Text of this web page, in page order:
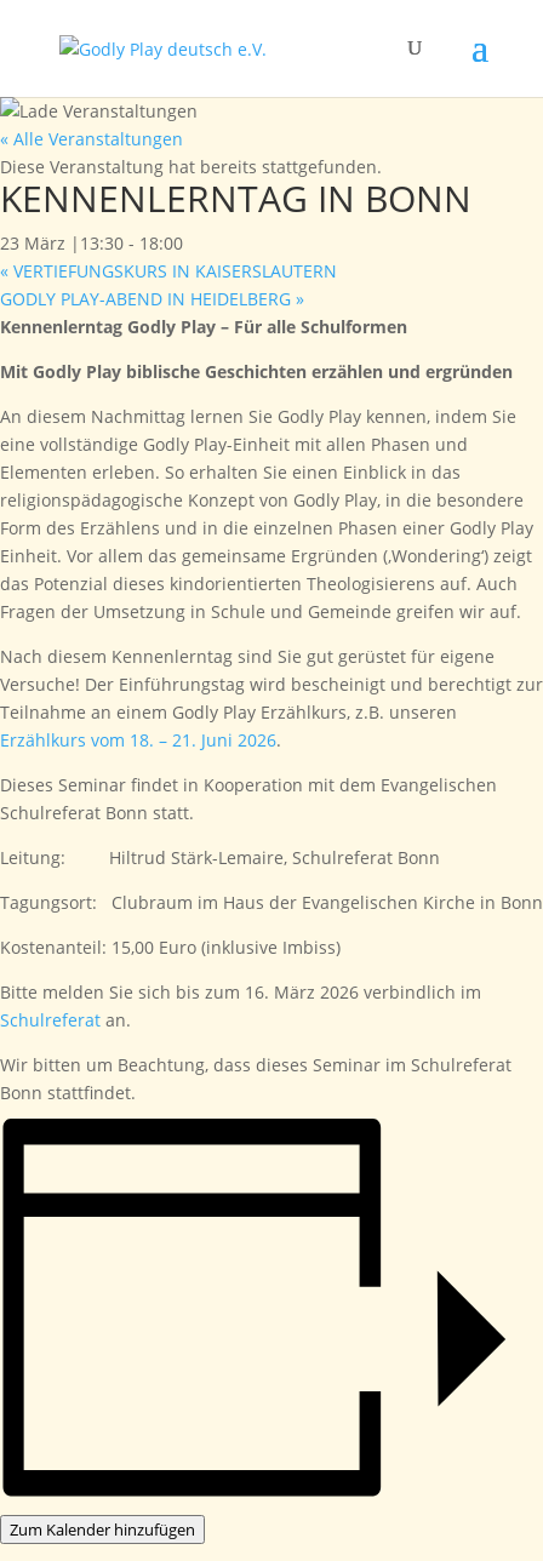
« Alle Veranstaltungen
Diese Veranstaltung hat bereits stattgefunden.
KENNENLERNTAG IN BONN
23 März |13:30 - 18:00
« VERTIEFUNGSKURS IN KAISERSLAUTERN
GODLY PLAY-ABEND IN HEIDELBERG »
Kennenlerntag Godly Play – Für alle Schulformen
Mit Godly Play biblische Geschichten erzählen und ergründen
An diesem Nachmittag lernen Sie Godly Play kennen, indem Sie
eine vollständige Godly Play-Einheit mit allen Phasen und
Elementen erleben. So erhalten Sie einen Einblick in das
religionspädagogische Konzept von Godly Play, in die besondere
Form des Erzählens und in die einzelnen Phasen einer Godly Play
Einheit. Vor allem das gemeinsame Ergründen (‚Wondering‘) zeigt
das Potenzial dieses kindorientierten Theologisierens auf. Auch
Fragen der Umsetzung in Schule und Gemeinde greifen wir auf.
Nach diesem Kennenlerntag sind Sie gut gerüstet für eigene
Versuche! Der Einführungstag wird bescheinigt und berechtigt zur
Teilnahme an einem Godly Play Erzählkurs, z.B. unseren
Erzählkurs vom 18. – 21. Juni 2026.
Dieses Seminar findet in Kooperation mit dem Evangelischen
Schulreferat Bonn statt.
Leitung: Hiltrud Stärk-Lemaire, Schulreferat Bonn
Tagungsort: Clubraum im Haus der Evangelischen Kirche in Bonn
Kostenanteil: 15,00 Euro (inklusive Imbiss)
Bitte melden Sie sich bis zum 16. März 2026 verbindlich im
Schulreferat an.
Wir bitten um Beachtung, dass dieses Seminar im Schulreferat
Bonn stattfindet.
Zum Kalender hinzufügen